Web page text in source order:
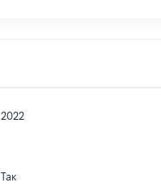
2022
Так